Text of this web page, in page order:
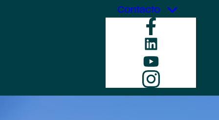
Contacto
LinkedIn
YouTube